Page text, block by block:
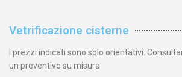
Vetrificazione cisterne
I prezzi indicati sono solo orientativi.
un preventivo su misura